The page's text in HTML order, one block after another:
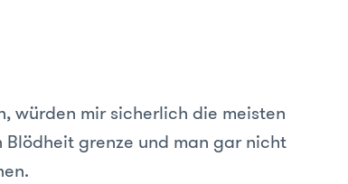
würden mir sicherlich die meisten
grenze und man gar nicht